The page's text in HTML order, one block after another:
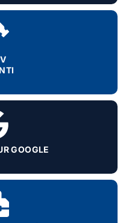
GOOGLE